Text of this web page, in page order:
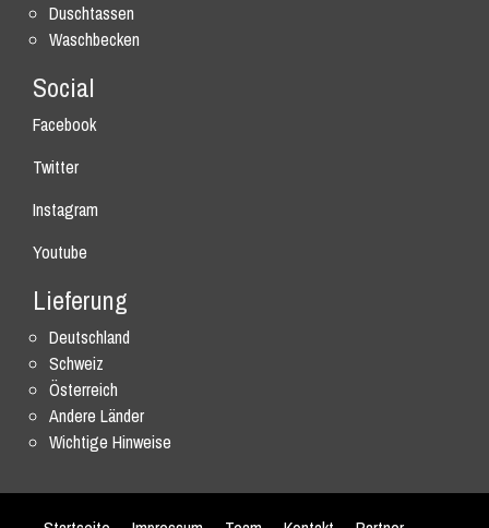
Duschtassen
Waschbecken
Social
Facebook
Twitter
Instagram
Youtube
Lieferung
Deutschland
Schweiz
Österreich
Andere Länder
Wichtige Hinweise